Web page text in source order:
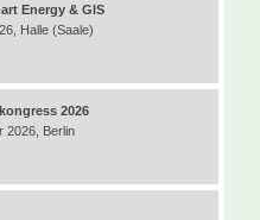
Energy & GIS
Halle (Saale)
2026
2026, Berlin